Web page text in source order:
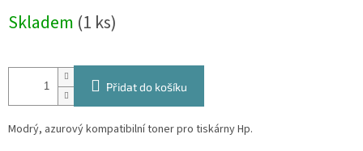
cena:
Skladem (1 ks)
Přidat do košíku
Modrý, azurový kompatibilní toner pro tiskárny Hp.